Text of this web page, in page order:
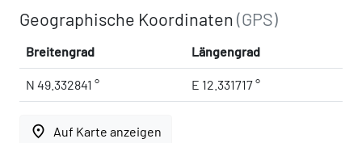
Geographische Koordinaten(GPS)
Breitengrad Längengrad
N 49.332841 ° E 12.331717 °
place Auf Karte anzeigen